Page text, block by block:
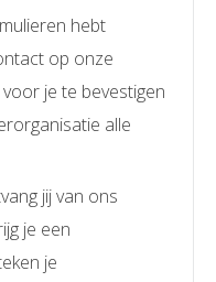
hebt
op onze
je te bevestigen
alle
jij van ons
je een
je